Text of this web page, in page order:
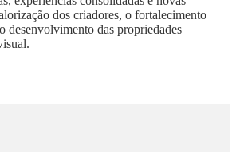
dos criadores, o fortalecimento
desenvolvimento das propriedades